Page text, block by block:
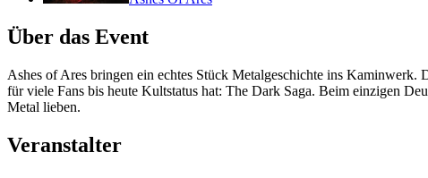
Über das Event
Ashes of Ares bringen ein echtes Stück Metalgeschichte ins
für viele Fans bis heute Kultstatus hat: The Dark Saga. Beim einzigen
Metal lieben.
Veranstalter